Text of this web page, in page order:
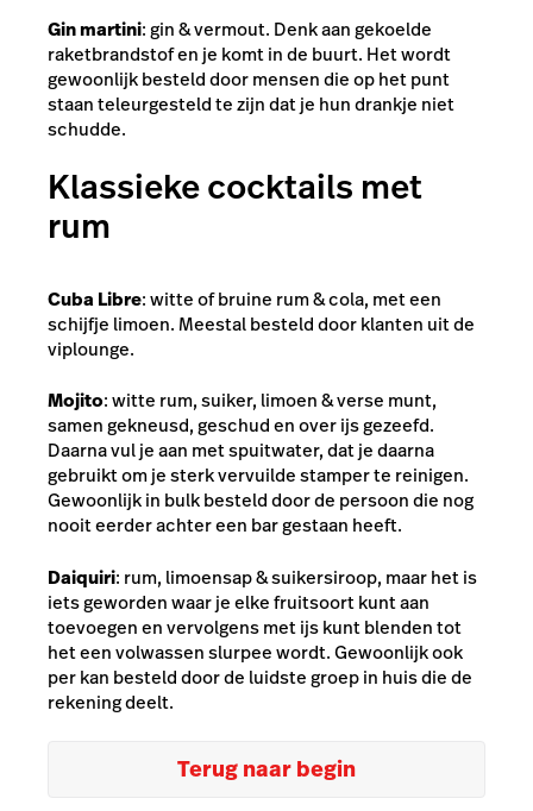
Gin martini: gin & vermout. Denk aan gekoelde
raketbrandstof en je komt in de buurt. Het wordt
gewoonlijk besteld door mensen die op het punt
staan teleurgesteld te zijn dat je hun drankje niet
schudde.
Klassieke cocktails met
rum
Cuba Libre: witte of bruine rum & cola, met een
schijfje limoen. Meestal besteld door klanten uit de
viplounge.
Mojito: witte rum, suiker, limoen & verse munt,
samen gekneusd, geschud en over ijs gezeefd.
Daarna vul je aan met spuitwater, dat je daarna
gebruikt om je sterk vervuilde stamper te reinigen.
Gewoonlijk in bulk besteld door de persoon die nog
nooit eerder achter een bar gestaan heeft.
Daiquiri: rum, limoensap & suikersiroop, maar het is
iets geworden waar je elke fruitsoort kunt aan
toevoegen en vervolgens met ijs kunt blenden tot
het een volwassen slurpee wordt. Gewoonlijk ook
per kan besteld door de luidste groep in huis die de
rekening deelt.
Terug naar begin